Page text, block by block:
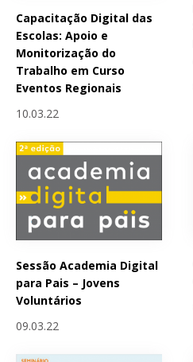
Capacitação Digital das
Escolas: Apoio e
Monitorização do
Trabalho em Curso
Eventos Regionais
10.03.22
Sessão Academia Digital
para Pais – Jovens
Voluntários
09.03.22